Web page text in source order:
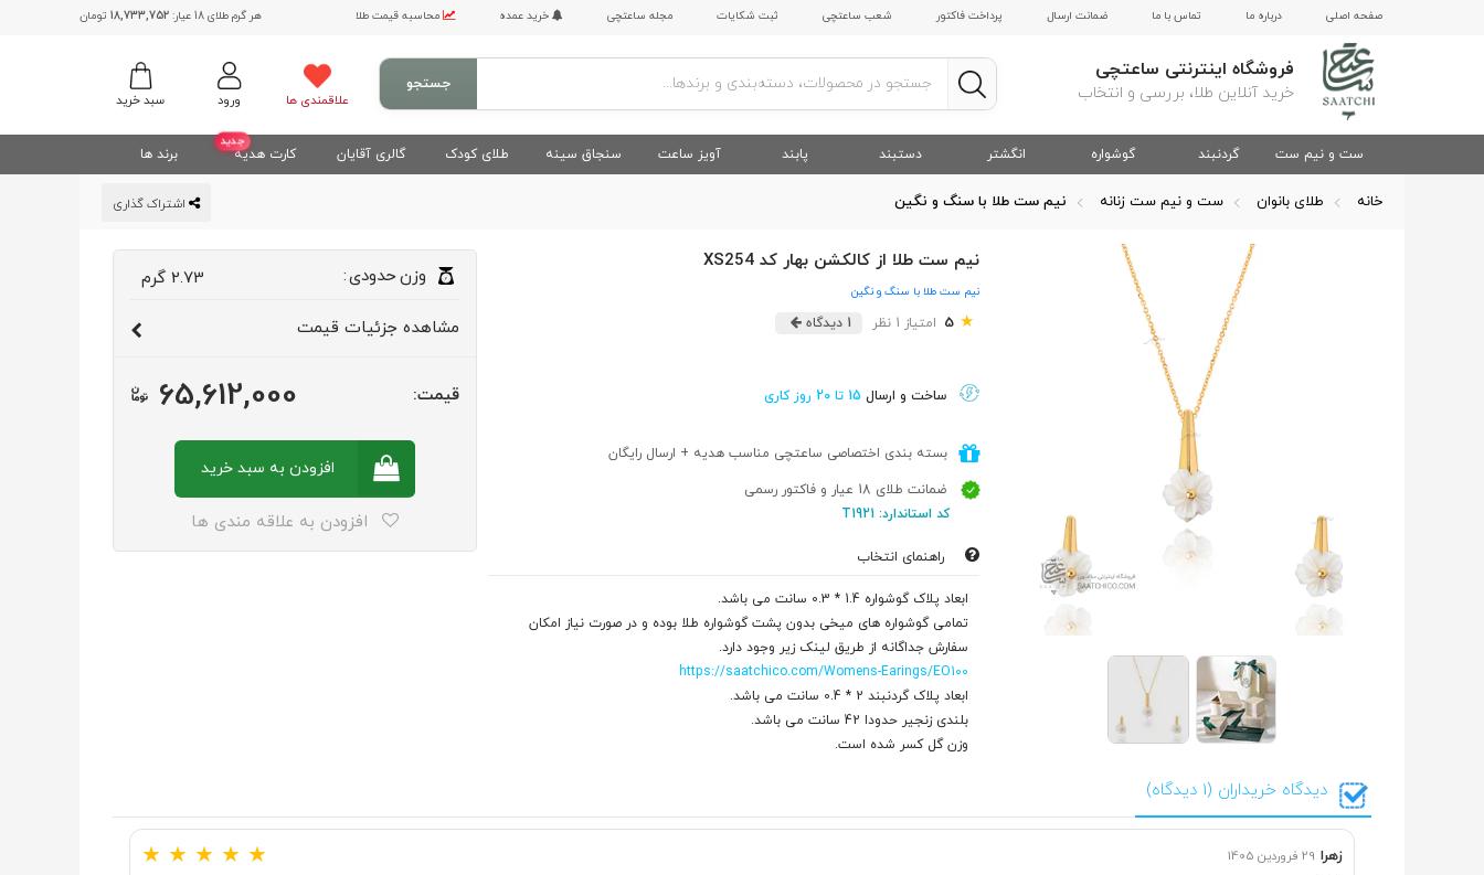
صفحه اصلی درباره ما تماس با ما ضمانت ارسال پرداخت فاکتور شعب ساعتچی ثبت شکایات مجله ساعتچی خرید عمده محاسبه قیمت طلا هر گرم طلای 18 عیار: 18,733,752 تومان
فروشگاه اینترنتی ساعتچی
خرید آنلاین طلا، بررسی و انتخاب سبد خرید ورود علاقمندی ها
جستجو
ست و نیم ست گردنبند گوشواره انگشتر دستبند پابند آویز ساعت سنجاق سینه طلای کودک گالری آقایان
جدید
کارت هدیه برند ها
خانه طلای بانوان ست و نیم ست زنانه نیم ست طلا با سنگ و نگین
نیم ست طلا از کالکشن بهار کد XS254
نیم ست طلا با سنگ و نگین
★
5 امتیاز 1 نظر 1 دیدگاه
ساخت و ارسال 15 تا 20 روز کاری
بسته بندی اختصاصی ساعتچی مناسب هدیه + ارسال رایگان
ضمانت طلای 18 عیار و فاکتور رسمی
کد استاندارد: T1921
راهنمای انتخاب
ابعاد پلاک گوشواره 1.4 * 0.3 سانت می باشد.
تمامی گوشواره های میخی بدون پشت گوشواره طلا بوده و در صورت نیاز امکان
سفارش جداگانه از طریق لینک زیر وجود دارد.
https://saatchico.com/Womens-Earings/EO100
ابعاد پلاک گردنبند 2 * 0.4 سانت می باشد.
بلندی زنجیر حدودا 42 سانت می باشد.
وزن گل کسر شده است.
وزنحدودی:
2.73 گرم
مشاهده جزئیات قیمت
قیمت: 65,612,000
افزودن به سبدخرید
افزودن به علاقه مندی ها
دیدگاه خریداران (1 دیدگاه)
زهرا 29 فروردین 1405 ★ ★ ★ ★ ★